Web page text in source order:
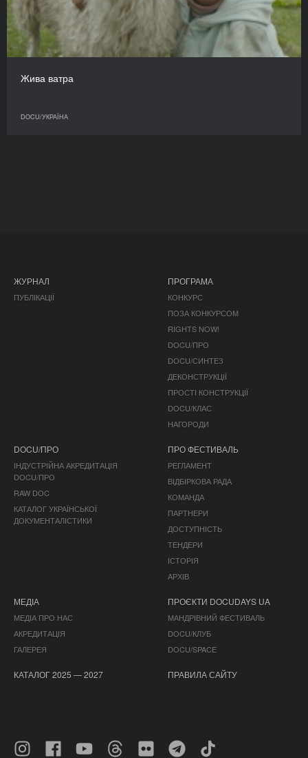
Жива ватра
DOCU/УКРАЇНА
ЖУРНАЛ
ПУБЛІКАЦІЇ
ПРОГРАМА
КОНКУРС
ПОЗА КОНКУРСОМ
RIGHTS NOW!
DOCU/ПРО
DOCU/СИНТЕЗ
ДЕКОНСТРУКЦІЇ
ПРОСТІ КОНСТРУКЦІЇ
DOCU/КЛАС
НАГОРОДИ
DOCU/ПРО
ІНДУСТРІЙНА АКРЕДИТАЦІЯ
DOCU/ПРО
RAW DOC
КАТАЛОГ УКРАЇНСЬКОЇ
ДОКУМЕНТАЛІСТИКИ
ПРО ФЕСТИВАЛЬ
РЕГЛАМЕНТ
ВІДБІРКОВА РАДА
КОМАНДА
ПАРТНЕРИ
ДОСТУПНІСТЬ
ТЕНДЕРИ
ІСТОРІЯ
АРХІВ
МЕДІА
МЕДІА ПРО НАС
АКРЕДИТАЦІЯ
ГАЛЕРЕЯ
ПРОЄКТИ DOCUDAYS UA
МАНДРІВНИЙ ФЕСТИВАЛЬ
DOCU/КЛУБ
DOCU/SPACE
КАТАЛОГ 2025 — 2027 ПРАВИЛА САЙТУ